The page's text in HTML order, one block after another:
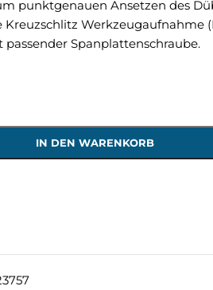
punktgenauen Ansetzen des
Werkzeugaufnahme
Spanplattenschraube.
IN DEN WARENKORB